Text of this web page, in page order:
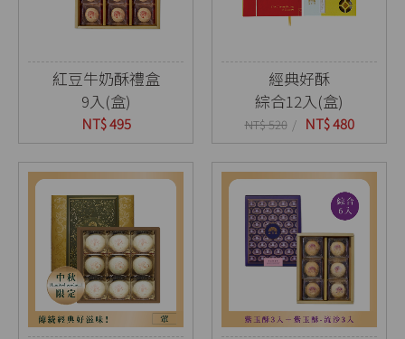
紅豆牛奶酥禮盒
9入(盒)
NT$ 495
經典好酥
綜合12入(盒)
NT$ 520 NT$ 480